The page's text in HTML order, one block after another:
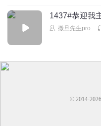
1437#恭迎我
撒旦先生pro
© 2014-2026